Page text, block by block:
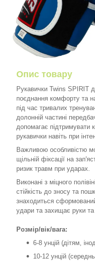
Опис товару
Рукавички Twins SPIRIT
поєднання комфорту та
під час тривалих
долонній частині
допомагає підтримувати
рукавички навіть при
Важливою особливістю
щільній фіксації на
ризик травм при ударах.
Виконані з міцного
стійкість до зносу та
знаходиться
удари та захищає руки
Розмір/вік/вага:
6-8 унцій (дітям,
10-12 унцій